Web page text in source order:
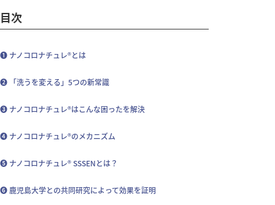
目次
❶ ナノコロナチュレ®とは
❷ 「洗うを変える」5つの新常識
❸ ナノコロナチュレ®はこんな困ったを解決
❹ ナノコロナチュレ®のメカニズム
❺ ナノコロナチュレ® SSSENとは？
❻ 鹿児島大学との共同研究によって効果を証明